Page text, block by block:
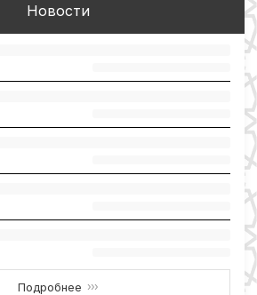
Новости
Подробнее ›››